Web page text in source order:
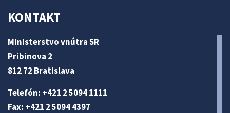
KONTAKT
Ministerstvo vnútra SR
Pribinova 2
812 72 Bratislava
Telefón: +421 2 5094 1111
Fax: +421 2 5094 4397